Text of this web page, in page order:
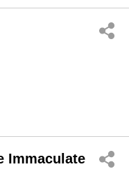
Immaculate